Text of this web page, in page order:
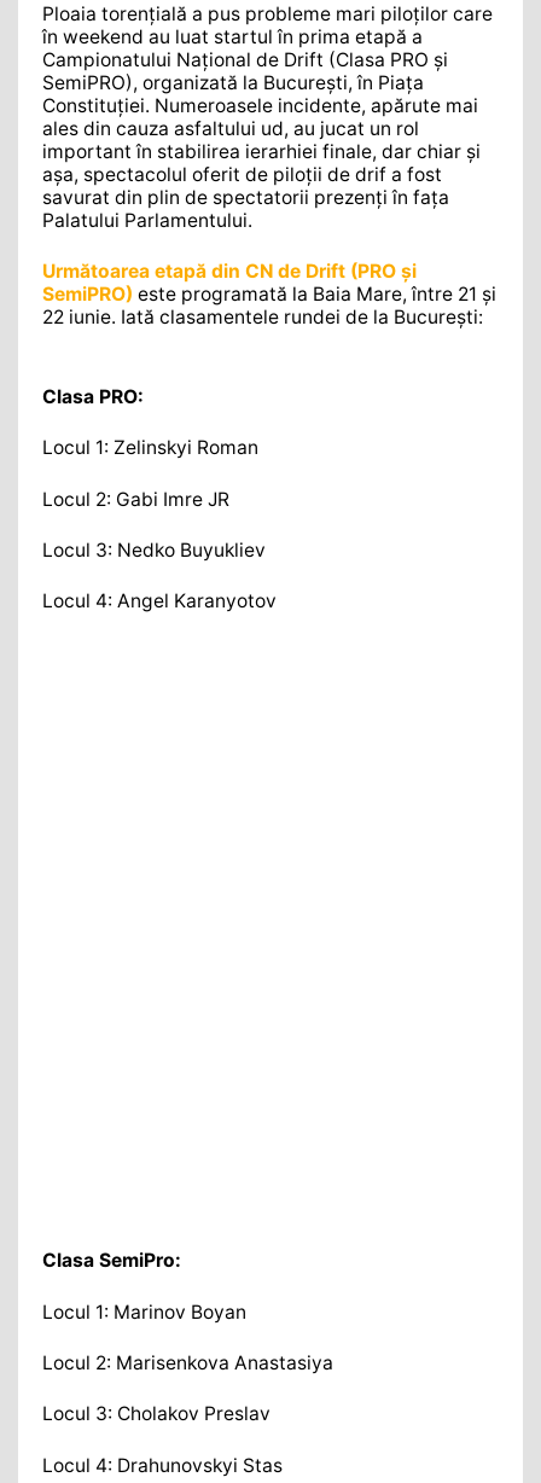
Ploaia torențială a pus probleme mari piloților care
în weekend au luat startul în prima etapă a
Campionatului Național de Drift (Clasa PRO și
SemiPRO), organizată la București, în Piața
Constituției. Numeroasele incidente, apărute mai
ales din cauza asfaltului ud, au jucat un rol
important în stabilirea ierarhiei finale, dar chiar și
așa, spectacolul oferit de piloții de drif a fost
savurat din plin de spectatorii prezenți în fața
Palatului Parlamentului.
Următoarea etapă din CN de Drift (PRO și
SemiPRO) este programată la Baia Mare, între 21 și
22 iunie. Iată clasamentele rundei de la București:
Clasa PRO:
Locul 1: Zelinskyi Roman
Locul 2: Gabi Imre JR
Locul 3: Nedko Buyukliev
Locul 4: Angel Karanyotov
Clasa SemiPro:
Locul 1: Marinov Boyan
Locul 2: Marisenkova Anastasiya
Locul 3: Cholakov Preslav
Locul 4: Drahunovskyi Stas